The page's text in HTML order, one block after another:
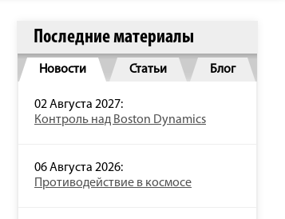
Последние материалы
Новости Статьи Блог
02 Августа 2027:
Контроль над Boston Dynamics
06 Августа 2026:
Противодействие в космосе